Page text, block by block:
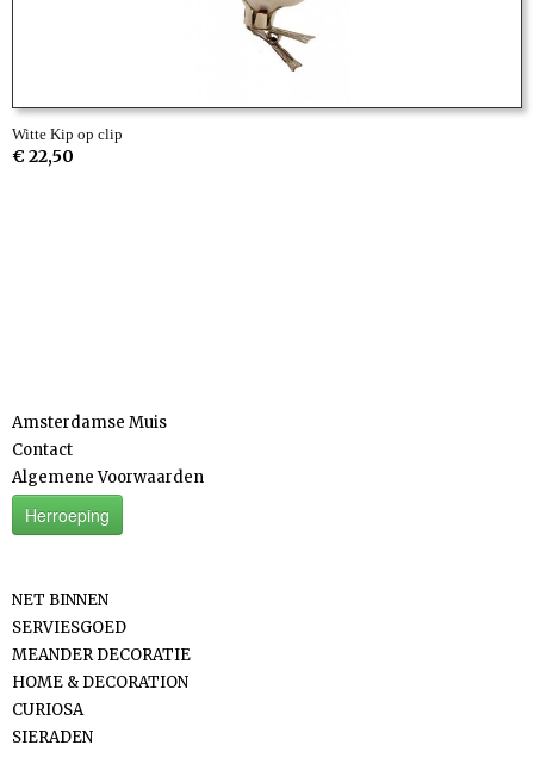
Witte Kip op clip
€ 22,50
Amsterdamse Muis
Contact
Algemene Voorwaarden
Herroeping
NET BINNEN
SERVIESGOED
MEANDER DECORATIE
HOME & DECORATION
CURIOSA
SIERADEN